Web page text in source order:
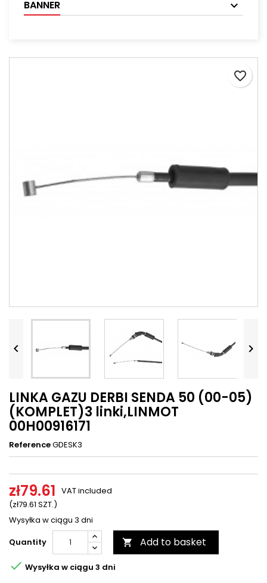
BANNER
favorite_border
 
 
LINKA GAZU DERBI SENDA 50 (00-05)
(KOMPLET)3 linki,LINMOT
00H00916171
ReferenceGDESK3
zł79.61
(zł79.61 SZT.)
VAT included
Wysyłka w ciągu 3 dni
Quantity
 Add to basket
 Wysyłka w ciągu 3 dni